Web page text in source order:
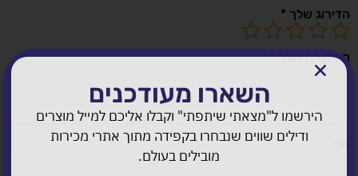
הדירוג שלך *
הביקורת שלך*
השארו מעודכנים
הירשמו ל"מצאתי שיתפתי" וקבלו אליכם למייל מוצרים
ודילים שווים שנבחרו בקפידה מתוך אתרי מכירות
מובילים בעולם.